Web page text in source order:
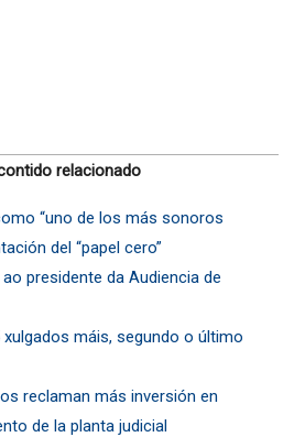
relacionado
“uno de los más sonoros
del “papel cero”
presidente da Audiencia de
máis, segundo o último
reclaman más inversión en
de la planta judicial